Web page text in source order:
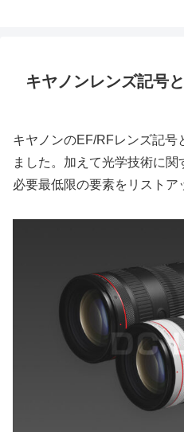
キヤノンレンズ記号
キヤノンのEF/RFレンズ記号
ました。加えて光学技術に関
必要最低限の要素をリストア